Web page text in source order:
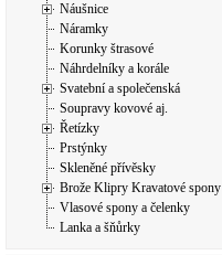
Náušnice
Náramky
Korunky štrasové
Náhrdelníky a korále
Svatební a společenská
Soupravy kovové aj.
Řetízky
Prstýnky
Skleněné přívěsky
Brože Klipry Kravatové spony
Vlasové spony a čelenky
Lanka a šňůrky